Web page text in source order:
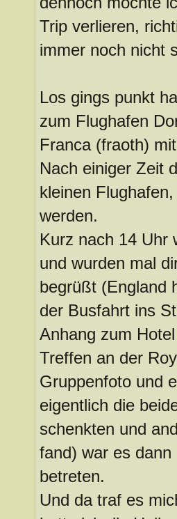
Trip verlieren,
immer noch nicht
Los gings punkt
zum Flughafen
Franca (fraoth)
Nach einiger Zeit
kleinen
werden.
Kurz nach 14 Uhr
und wurden mal
begrüßt (England
der Busfahrt ins
Anhang zum
Treffen an der
Gruppenfoto und
eigentlich die
schenkten und
fand) war es
betreten.
Und da traf es